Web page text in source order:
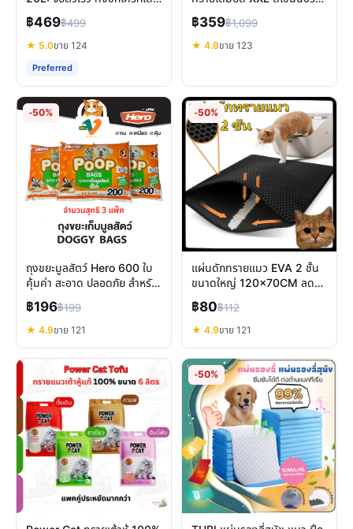
ลดกลิ่น ฝุ่นน้อย
฿469฿499
★ 5.0ขาย 124
Preferred
ดิก เพื่อบ้านไร้กลิ่น
฿359฿1,099
★ 4.9ขาย 123
-50%
ถุงขยะมูลสัตว์ Hero 600 ใบ
คุ้มค่า สะอาด ปลอดภัย สำหรับ
คนรักสัตว์
฿196฿199
★ 4.9ขาย 121
-50%
แผ่นดักทรายแมว EVA 2 ชั้น
ขนาดใหญ่ 120x70CM ลด
ทรายกระเด็น บ้านสะอาดขึ้น
฿80฿112
★ 4.9ขาย 121
-50%